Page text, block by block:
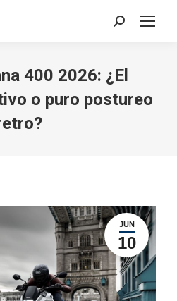
Search:
400 2026: ¿El
o puro postureo
JUN
10